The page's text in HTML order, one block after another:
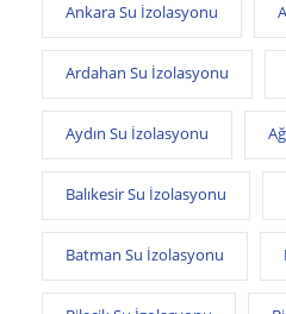
Ankara Su İzolasyonu
Ardahan Su İzolasyonu
Aydın Su İzolasyonu
Balıkesir Su İzolasyonu
Batman Su İzolasyonu